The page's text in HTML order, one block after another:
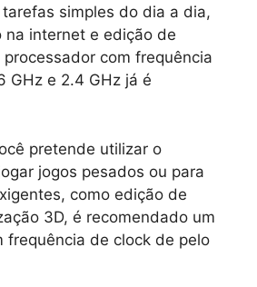
simples do dia a dia,
na internet e edição de
com frequência
GHz e 2.4 GHz já é
pretende utilizar o
jogos pesados ou para
como edição de
3D, é recomendado um
frequência de clock de pelo